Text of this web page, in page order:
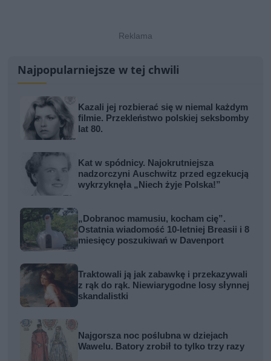
Najpopularniejsze w tej chwili
Kazali jej rozbierać się w niemal każdym
filmie. Przekleństwo polskiej seksbomby
lat 80.
Kat w spódnicy. Najokrutniejsza
nadzorczyni Auschwitz przed egzekucją
wykrzyknęła „Niech żyje Polska!”
„Dobranoc mamusiu, kocham cię”.
Ostatnia wiadomość 10-letniej Breasii i 8
miesięcy poszukiwań w Davenport
Traktowali ją jak zabawkę i przekazywali
z rąk do rąk. Niewiarygodne losy słynnej
skandalistki
Najgorsza noc poślubna w dziejach
Wawelu. Batory zrobił to tylko trzy razy